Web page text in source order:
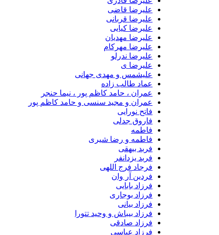
علیرضا قاضی
علیرضا قربانی
علیرضا کیایی
علیرضا مهدیان
علیرضا مهرکام
علیرضا ندرلو
علیرضا ی
علیشمس و مهدی جهانی
عماد طالب زاده
عمران ، حامد کاظم پور ، نیما حنجر
عمران و مجید سنسی و حامد کاظم پور
فاتح نورایی
فاروق جدلی
فاطمه
فاطمه و رضا شیری
فربد بیهقی
فربد یزدانفر
فرجاد فرج اللهی
فردین آر وان
فرزاد بابایی
فرزاد بوجاری
فرزاد بیانی
فرزاد بیباش و وحید تتورا
فرزاد صادقی
فرزاد عباسی